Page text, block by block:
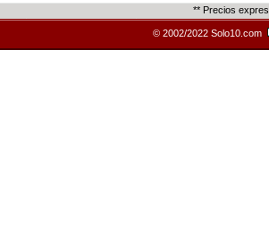
** Precios
© 2002/2022 Solo10.com